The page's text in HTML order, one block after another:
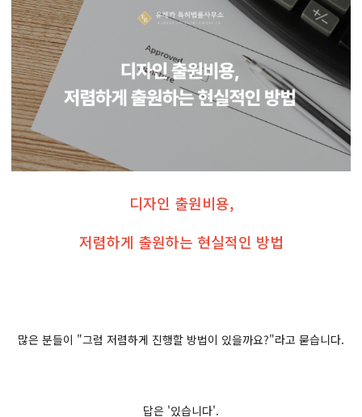
디자인 출원비용,
저렴하게 출원하는 현실적인 방법
많은 분들이 "그럼 저렴하게 진행할 방법이 있을까요?"라고 묻습니다.
답은 '있습니다'.